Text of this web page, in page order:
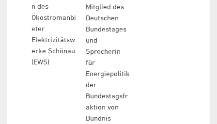
n des
Ökostromanbi
eter
Elektrizitätsw
erke Schönau
(EWS)
Mitglied des
Deutschen
Bundestages
und
Sprecherin
für
Energiepolitik
der
Bundestagsfr
aktion von
Bündnis